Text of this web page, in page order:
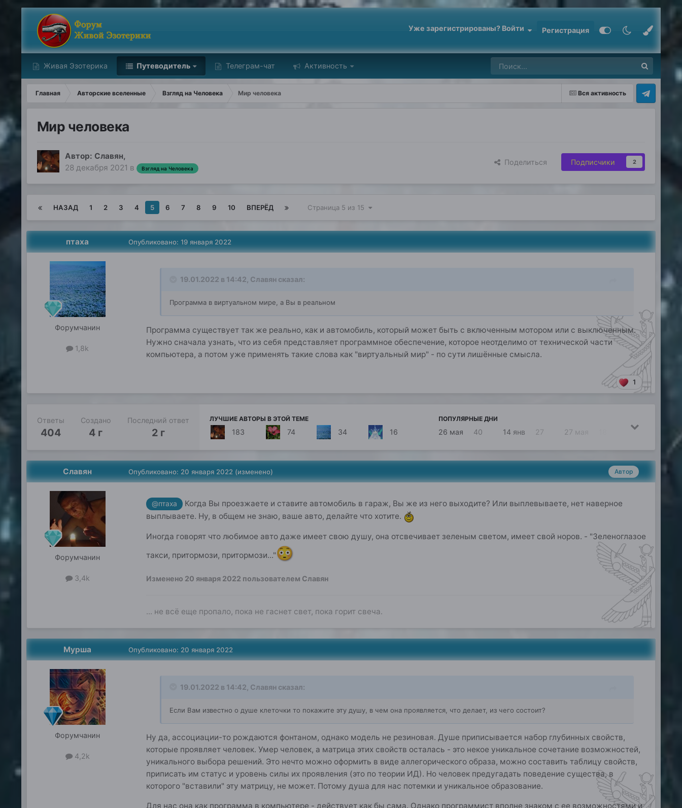
Уже зарегистрированы? Войти Регистрация
Живая Эзотерика Путеводитель Телеграм-чат Активность
Вся активность
Главная Авторские вселенные Взгляд на Человека Мир человека
Мир человека
Автор: Славян,
28 декабря 2021 в Взгляд на Человека
Поделиться Подписчики 2
НАЗАД 1 2 3 4 5 6 7 8 9 10 ВПЕРЁД Страница 5 из 15
птаха
Форумчанин
1,8k
Опубликовано: 19 января 2022
19.01.2022 в 14:42, Славянсказал:
Программа в виртуальном мире, а Вы в реальном
Программа существует так же реально, как и автомобиль, который может быть с включенным мотором или с выключенным.
Нужно сначала узнать, что из себя представляет программное обеспечение, которое неотделимо от технической части
компьютера, а потом уже применять такие слова как "виртуальный мир" - по сути лишённые смысла.
1
Ответы
404
Создано
4 г
Последний ответ
2 г
ЛУЧШИЕ АВТОРЫ В ЭТОЙ ТЕМЕ
183 74 34 16
ПОПУЛЯРНЫЕ ДНИ
26 мая 40 14 янв 27 27 мая 5 янв
Славян
Форумчанин
3,4k
Автор
Опубликовано: 20 января 2022 (изменено)
@птаха
Когда Вы проезжаете и ставите автомобиль в гараж, Вы же из него выходите? Или выплевываете, нет наверное
выплываете. Ну, в общем не знаю, ваше авто, делайте что хотите.
Иногда говорят что любимое авто даже имеет свою душу, она отсвечивает зеленым светом, имеет свой норов. - "Зеленоглазое
такси, притормози, притормози..."😳
Изменено 20 января 2022 пользователем Славян
... не всё еще пропало, пока не гаснет свет, пока горит свеча.
Мурша
Форумчанин
4,2k
Опубликовано: 20 января 2022
19.01.2022 в 14:42, Славянсказал:
Если Вам известно о душе клеточки то покажите эту душу, в чем она проявляется, что делает, из чего состоит?
Ну да, ассоциации-то рождаются фонтаном, однако модель не резиновая. Душе приписывается набор глубинных свойств,
которые проявляет человек. Умер человек, а матрица этих свойств осталась - это некое уникальное сочетание возможностей,
уникального выбора решений. Это нечто можно оформить в виде аллегорического образа, можно составить таблицу свойств,
приписать им статус и уровень силы их проявления (это по теории ИД). Но человек предугадать поведение существа, в
которого "вставили" эту матрицу, не может. Потому душа для нас потемки и уникальное образование.
Для нас она как программа в компьютере - действует как бы сама. Однако программист вполне знаком с ее возможностями и